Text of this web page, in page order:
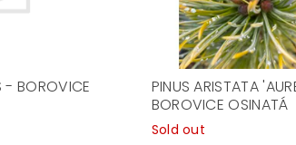
- BOROVICE
PINUS ARISTATA
BOROVICE OSINATÁ
Sold out